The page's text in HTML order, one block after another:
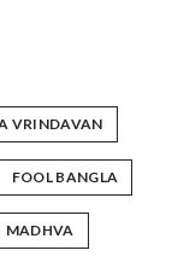
VRINDAVAN
FOOL BANGLA
MADHVA